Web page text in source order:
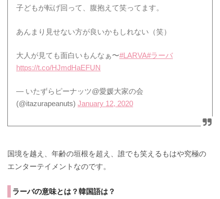
子どもが転げ回って、腹抱えて笑ってます。
あんまり見せない方が良いかもしれない（笑）
大人が見ても面白いもんなぁ〜#LARVA#ラーバ
https://t.co/HJmdHaEFUN
— いたずらピーナッツ@愛媛大家の会
(@itazurapeanuts)January 12, 2020
国境を越え、年齢の垣根を超え、誰でも笑えるもはや究極の
エンターテイメントなのです。
ラーバの意味とは？韓国語は？